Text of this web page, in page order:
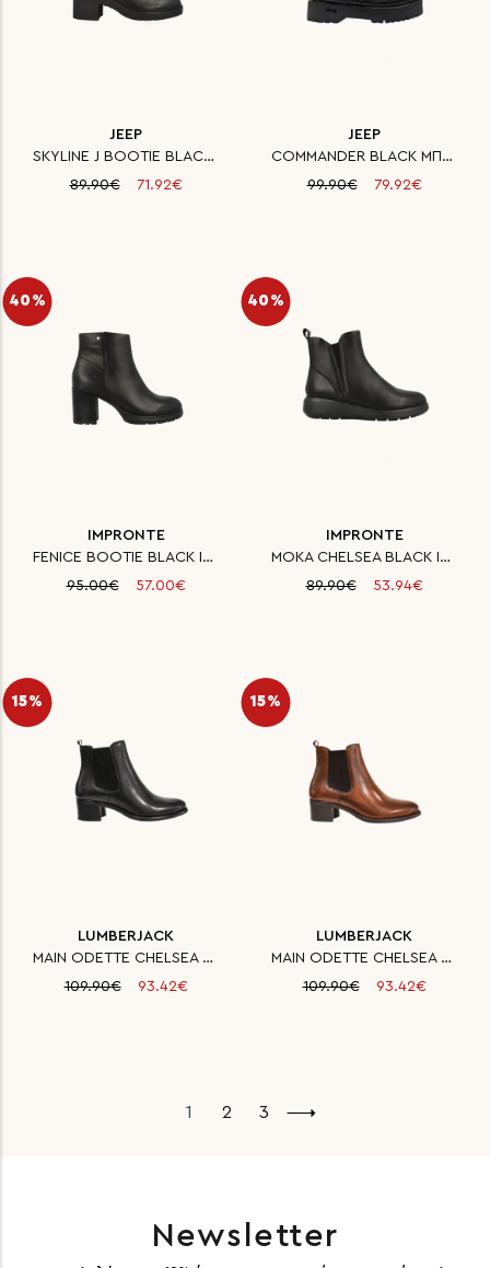
JEEP
SKYLINE J BOOTIE BLACK ΜΠΟΤΑΚ
89.90€
71.92€
JEEP
COMMANDER BLACK ΜΠΟΤΑΚΙ ΓΥΝΑΙΚ
99.90€
79.92€
40%
IMPRONTE
FENICE BOOTIE BLACK IMPRONTE
95.00€
57.00€
40%
IMPRONTE
MOKA CHELSEA BLACK IMPRONTE
89.90€
53.94€
15%
LUMBERJACK
MAIN ODETTE CHELSEA BOOT WITH
109.90€
93.42€
15%
LUMBERJACK
MAIN ODETTE CHELSEA BOOT WITH
109.90€
93.42€
1 2 3
Newsletter